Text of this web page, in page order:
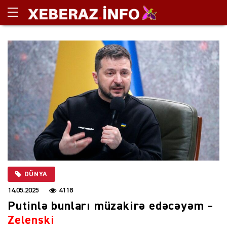
DÜNYA
14.05.2025 4118
Putinlə bunları müzakirə edəcəyəm –
Zelenski